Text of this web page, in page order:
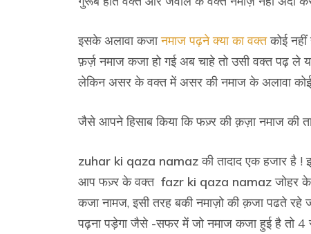
इसके अलावा कजानमाज पढ़ने क्या का वक्तकोई
फ़र्ज़ नमाज कजा हो गई अब चाहे तो उसी वक्त पढ़
लेकिन असर के वक्त में असर की नमाज के अलावा कोई
जैसे आपने हिसाब किया कि फज़्र की क़ज़ा नमाज की
zuhar ki qaza namazकी तादाद एक हजार है !
आप फज़्र के वक्तfazr ki qaza namazजोहर
कजा नामज, इसी तरह बकी नमाज़ो की क़जा पढते
पढ़ना पड़ेगा जैसे -सफर में जो नमाज कजा हुई है तो 4